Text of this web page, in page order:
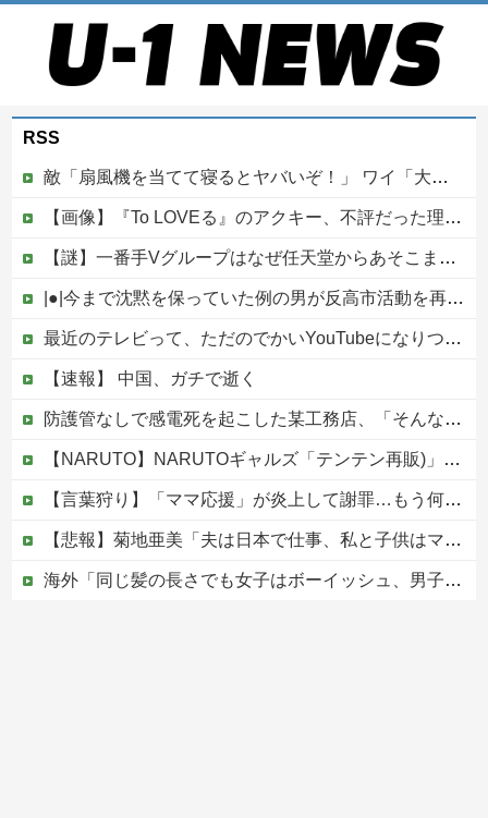
RSS
敵「扇風機を当てて寝るとヤバいぞ！」 ワイ「大丈夫やろｗｗｗ」扇風機ポチー
【画像】『To LOVEる』のアクキー、不評だった理由が明確すぎる
【謎】一番手Vグループはなぜ任天堂からあそこまで寵愛されるんだ？
|●|今まで沈黙を保っていた例の男が反高市活動を再開した模様、財務省を手を組んでの返り咲きが狙いか？
最近のテレビって、ただのでかいYouTubeになりつつあるよな他
【速報】 中国、ガチで逝く
防護管なしで感電死を起こした某工務店、「そんな危険な現場お断りしますわ!と断って正解やったわ」と業者が業界事情を告白
【NARUTO】NARUTOギャルズ「テンテン再販)」フィギュア【明日予約開始】
【言葉狩り】「ママ応援」が炎上して謝罪…もう何も言えない
【悲報】菊地亜美「夫は日本で仕事、私と子供はマレーシア、夫は毎月会いに来る」←これどう思う？
海外「同じ髪の長さでも女子はボーイッシュ、男子は女っぽい扱いになる」呼び名が逆転する境界線あるある…？